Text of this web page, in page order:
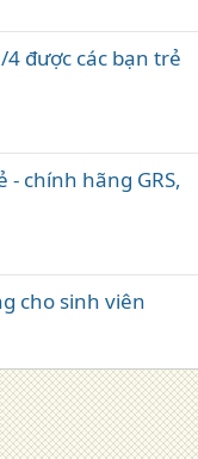
được các bạn trẻ
- chính hãng GRS,
cho sinh viên